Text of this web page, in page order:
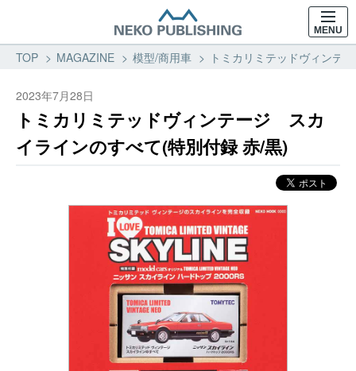
MENU
TOP MAGAZINE 模型/商用車 トミカリミテッドヴィンテ
2023年7月28日
トミカリミテッドヴィンテージ スカ
イラインのすべて(特別付録 赤/黒)